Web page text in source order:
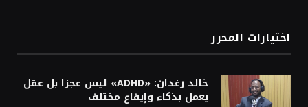
اختيارات المحرر
خالد رغدان: «ADHD» ليس عجزا بل عقل
يعمل بذكاء وإيقاع مختلف